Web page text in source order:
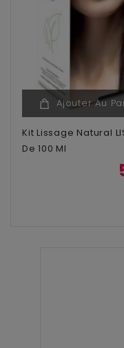
Ajouter Au
Kit Lissage Natural
De 100 Ml